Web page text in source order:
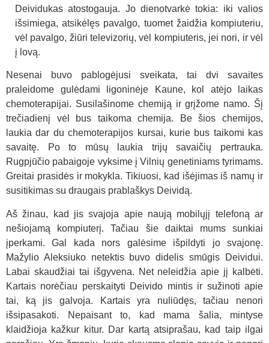
Deividukas atostogauja. Jo dienotvarkė tokia: iki valios
išsimiega, atsikėlęs pavalgo, tuomet žaidžia kompiuteriu,
vėl pavalgo, žiūri televizorių, vėl kompiuteris, jei nori, ir vėl
į lovą.
Nesenai buvo pablogėjusi sveikata, tai dvi savaites
praleidome gulėdami ligoninėje Kaune, kol atėjo laikas
chemoterapijai. Susilašinome chemiją ir grįžome namo. Šį
trečiadienį vėl bus taikoma chemija. Be šios chemijos,
laukia dar du chemoterapijos kursai, kurie bus taikomi kas
savaitę. Po to mūsų laukia trijų savaičių pertrauka.
Rugpjūčio pabaigoje vyksime į Vilnių genetiniams tyrimams.
Greitai prasidės ir mokykla. Tikiuosi, kad išėjimas iš namų ir
susitikimas su draugais prablaškys Deividą.
Aš žinau, kad jis svajoja apie naują mobilųjį telefoną ar
nešiojamą kompiuterį. Tačiau šie daiktai mums sunkiai
įperkami. Gal kada nors galėsime išpildyti jo svajonę.
Mažylio Aleksiuko netektis buvo didelis smūgis Deividui.
Labai skaudžiai tai išgyvena. Net neleidžia apie jį kalbėti.
Kartais norėčiau perskaityti Deivido mintis ir sužinoti apie
tai, ką jis galvoja. Kartais yra nuliūdęs, tačiau nenori
išsipasakoti. Nepaisant to, kad mama šalia, mintyse
klaidžioja kažkur kitur. Dar kartą atsiprašau, kad taip ilgai